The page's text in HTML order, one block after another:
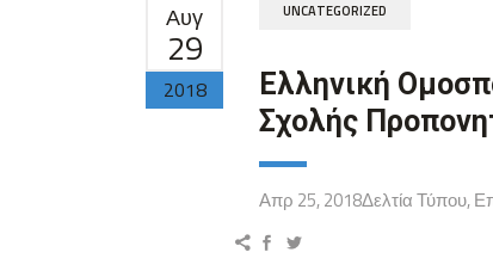
Αυγ
29
2018
UNCATEGORIZED
Ελληνική
Σχολής
Απρ 25, 2018Δελτία Τύπου,